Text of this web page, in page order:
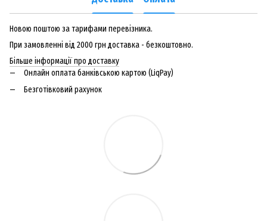
Новою поштою за тарифами перевізника.
При замовленні від 2000 грн доставка - безкоштовно.
Більше інформації про доставку
Онлайн оплата банківською картою (LiqPay)
Безготівковий рахунок